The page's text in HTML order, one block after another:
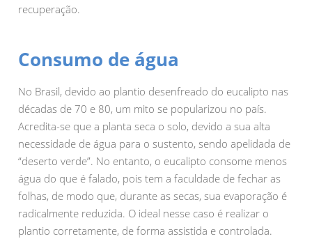
recuperação.
Consumo de água
No Brasil, devido ao plantio desenfreado do eucalipto nas
décadas de 70 e 80, um mito se popularizou no país.
Acredita-se que a planta seca o solo, devido a sua alta
necessidade de água para o sustento, sendo apelidada de
“deserto verde”. No entanto, o eucalipto consome menos
água do que é falado, pois tem a faculdade de fechar as
folhas, de modo que, durante as secas, sua evaporação é
radicalmente reduzida. O ideal nesse caso é realizar o
plantio corretamente, de forma assistida e controlada.